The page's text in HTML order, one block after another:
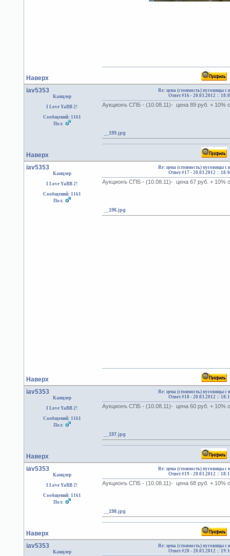
Наверх
iav5353
Канцлер
I Love YaBB 2!
Сообщений: 1161
Пол:
Re: цена (стоимость) пуговицы с
Ответ #16 - 20.03.2012 ::
Аукционъ СПБ - (10.08.11)- цена 89 руб. + 10%
Наверх
__195.jpg
iav5353
Канцлер
I Love YaBB 2!
Сообщений: 1161
Пол:
Re: цена (стоимость) пуговицы с
Ответ #17 - 20.03.2012 ::
Аукционъ СПБ - (10.08.11)- цена 67 руб. + 10%
Наверх
__196.jpg
iav5353
Канцлер
I Love YaBB 2!
Сообщений: 1161
Пол:
Re: цена (стоимость) пуговицы с
Ответ #18 - 20.03.2012 ::
Аукционъ СПБ - (10.08.11)- цена 60 руб. + 10%
Наверх
__197.jpg
iav5353
Канцлер
I Love YaBB 2!
Сообщений: 1161
Пол:
Re: цена (стоимость) пуговицы с
Ответ #19 - 20.03.2012 ::
Аукционъ СПБ - (10.08.11)- цена 68 руб. + 10%
Наверх
__198.jpg
iav5353
Канцлер
Re: цена (стоимость) пуговицы с
Ответ #20 - 20.03.2012 ::